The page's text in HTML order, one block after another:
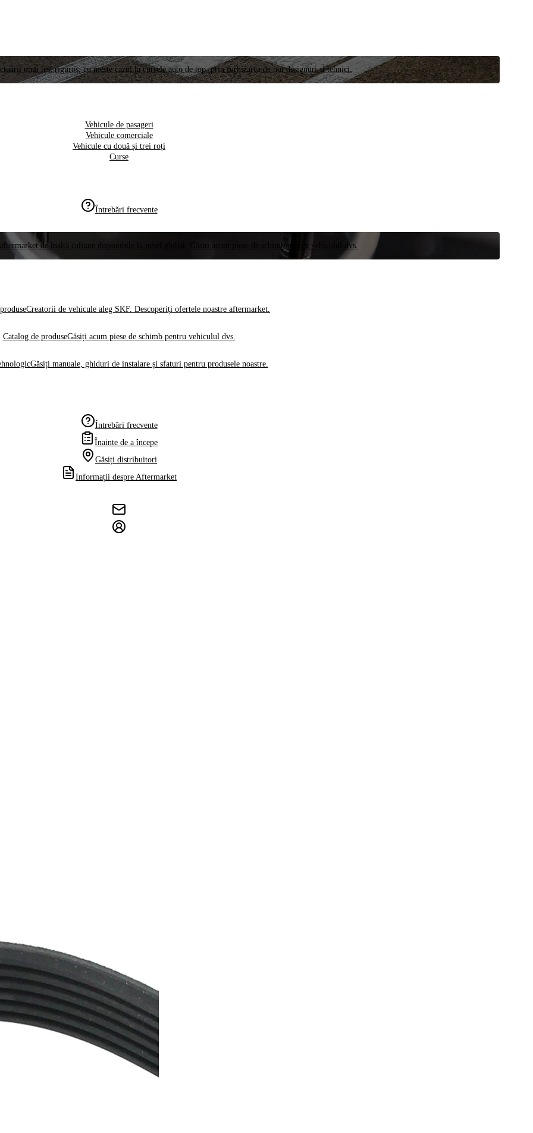
unui test riguros, cu meste cazul la cursele auto de top, prin furnizarea de noi designuri și tehnici.
Vehicule de pasageri
Vehicule comerciale
Vehicule cu două și trei roți
Curse
Întrebări frecvente
de înaltă calitate disponibile la nivel global. Găsiți acum piese de schimb pentru vehiculul dvs.
Creatorii de vehicule aleg SKF. Descoperiți ofertele noastre aftermarket.
Catalog de produseGăsiți acum piese de schimb pentru vehiculul dvs.
Găsiți manuale, ghiduri de instalare și sfaturi pentru produsele noastre.
Întrebări frecvente
Înainte de a începe
Găsiți distribuitori
Informații despre Aftermarket